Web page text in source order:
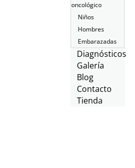
oncológico
Niños
Hombres
Embarazadas
Diagnósticos
Galería
Blog
Contacto
Tienda